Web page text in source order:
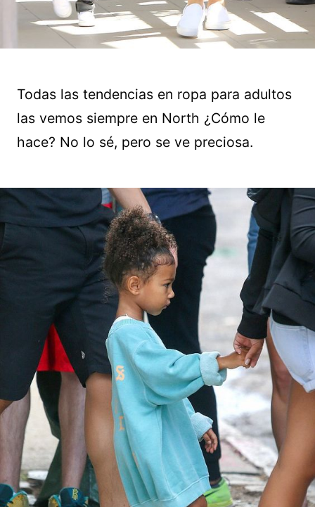
Todas las tendencias en ropa para adultos
las vemos siempre en North ¿Cómo le
hace? No lo sé, pero se ve preciosa.